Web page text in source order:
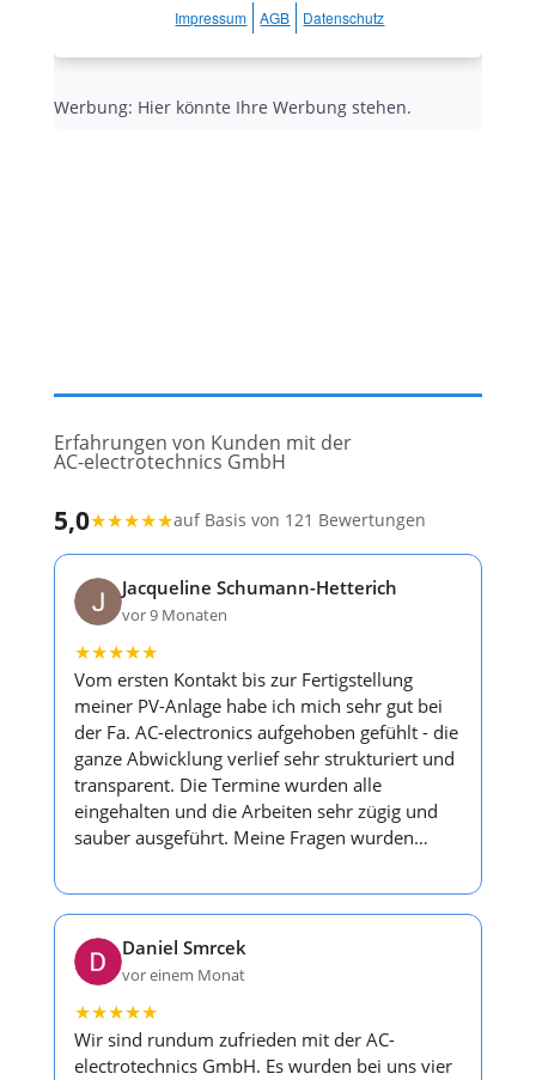
Impressum
AGB Datenschutz
Werbung: Hier könnte Ihre Werbung stehen.
Erfahrungen von Kunden mit der
AC-electrotechnics GmbH
5,0★★★★★auf Basis von 121 Bewertungen
Jacqueline Schumann-Hetterich
vor 9 Monaten
★★★★★
Vom ersten Kontakt bis zur Fertigstellung
meiner PV-Anlage habe ich mich sehr gut bei
der Fa. AC-electronics aufgehoben gefühlt - die
ganze Abwicklung verlief sehr strukturiert und
transparent. Die Termine wurden alle
eingehalten und die Arbeiten sehr zügig und
sauber ausgeführt. Meine Fragen wurden…
Daniel Smrcek
vor einem Monat
★★★★★
Wir sind rundum zufrieden mit der AC-
electrotechnics GmbH. Es wurden bei uns vier